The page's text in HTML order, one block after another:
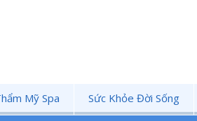
Mỹ Spa Sức Khỏe Đời Sống